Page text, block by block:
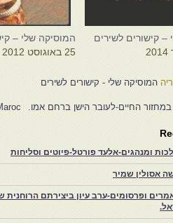
– קישורים לשירים
המוסיקה שלי –
25 באוגוסט 2012
המוסיקה שלי - קישורים לשירים
במחזור החיים-לעובר הישן ברחם אמו.
ומנהגים-אלעד פורטל-פיוטים וסליחות
אסולין שמיר
ופרסומים-ערב עיון ביצירתם הרוחנית